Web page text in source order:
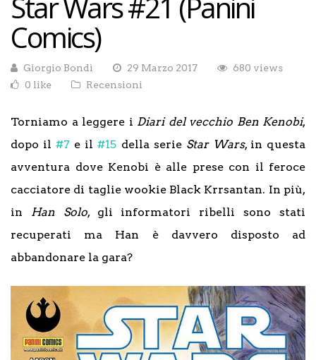
Comics)
Giorgio Bondì 29 Marzo 2017
680 views
0 like
Recensioni
Torniamo a leggere i Diari del vecchio Ben Kenobi,
dopo il#7 e il#15 della serie Star Wars, in questa
avventura dove Kenobi è alle prese con il feroce
cacciatore di taglie wookie Black Krrsantan. In più,
in Han Solo, gli informatori ribelli sono stati
recuperati ma Han è davvero disposto ad
abbandonare la gara?